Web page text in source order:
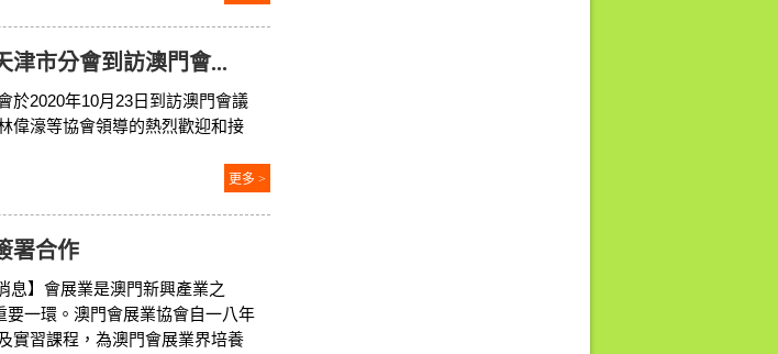
津市分會到訪澳門會...
於2020年10月23日到訪澳門會議
偉濠等協會領導的熱烈歡迎和接
更多 >
署合作
】會展業是澳門新興產業之
要一環。澳門會展業協會自一八年
實習課程，為澳門會展業界培養